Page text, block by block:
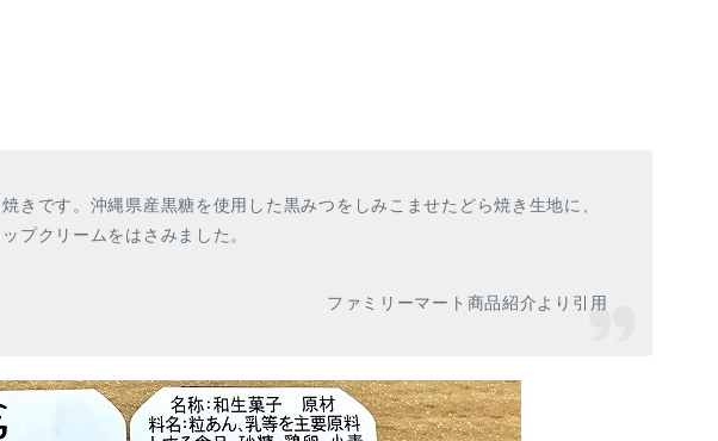
きです。沖縄県産黒糖を使用した黒みつをしみこませたどら焼き生地に、
プクリームをはさみました。
ファミリーマート商品紹介より引用